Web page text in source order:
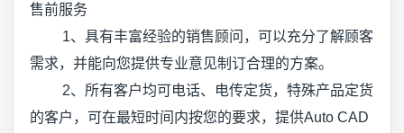
售前服务
1、具有丰富经验的销售顾问，可以充分了解顾客
需求，并能向您提供专业意见制订合理的方案。
2、所有客户均可电话、电传定货，特殊产品定货
的客户，可在最短时间内按您的要求，提供Auto CAD